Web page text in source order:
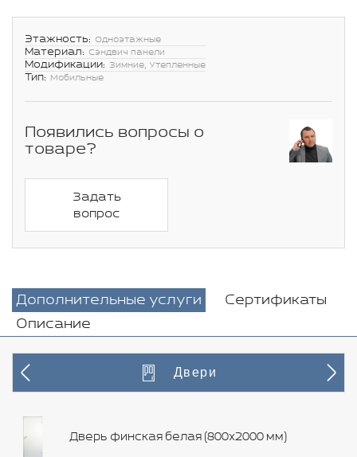
Этажность: Одноэтажные
Материал: Сэндвич панели
Модификации: Зимние, Утепленные
Тип: Мобильные
Появились вопросы о
товаре?
Задать
вопрос
Дополнительные услуги
Сертификаты
Описание
Двери
Дверь финская белая (800х2000 мм)